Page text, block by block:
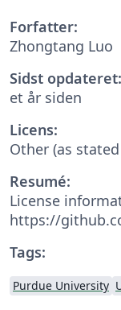
Forfatter:
Zhongtang Luo
Sidst opdateret:
et år siden
Licens:
Other (as
Resumé:
License
https://
Tags:
Purdue University